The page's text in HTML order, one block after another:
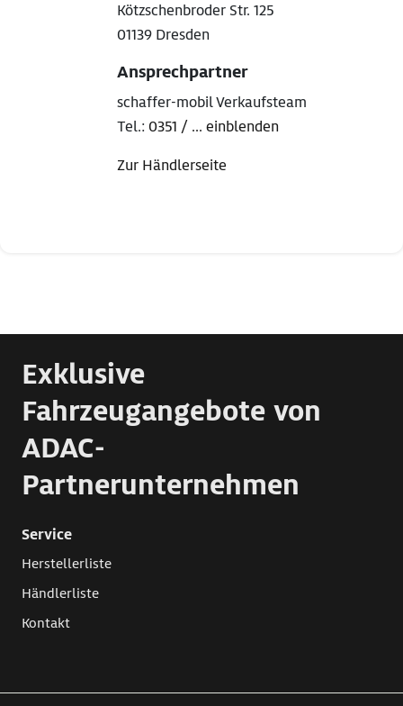
Kötzschenbroder Str. 125
01139 Dresden
Ansprechpartner
schaffer-mobil Verkaufsteam
Tel.: 0351 / ... einblenden
Zur Händlerseite
Exklusive
Fahrzeugangebote von
ADAC-
Partnerunternehmen
Service
Herstellerliste
Händlerliste
Kontakt